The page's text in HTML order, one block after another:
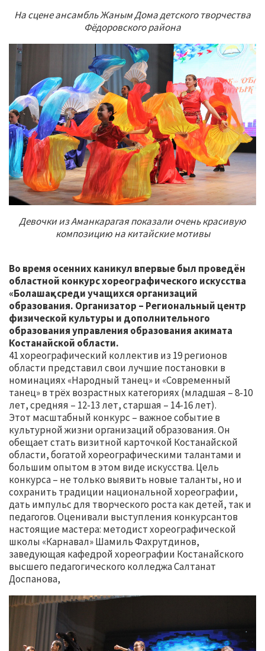
На сцене ансамбль Жаным Дома детского творчества
Фёдоровского района
Девочки из Аманкарагая показали очень красивую
композицию на китайские мотивы
Во время осенних каникул впервые был проведён
областной конкурс хореографического искусства
«Болашақ» среди учащихся организаций
образования. Организатор – Региональный центр
физической культуры и дополнительного
образования управления образования акимата
Костанайской области.
41 хореографический коллектив из 19 регионов
области представил свои лучшие постановки в
номинациях «Народный танец» и «Современный
танец» в трёх возрастных категориях (младшая – 8-10
лет, средняя – 12-13 лет, старшая – 14-16 лет).
Этот масштабный конкурс – важное событие в
культурной жизни организаций образования. Он
обещает стать визитной карточкой Костанайской
области, богатой хореографическими талантами и
большим опытом в этом виде искусства. Цель
конкурса – не только выявить новые таланты, но и
сохранить традиции национальной хореографии,
дать импульс для творческого роста как детей, так и
педагогов. Оценивали выступления конкурсантов
настоящие мастера: методист хореографической
школы «Карнавал» Шамиль Фахрутдинов,
заведующая кафедрой хореографии Костанайского
высшего педагогического колледжа Салтанат
Доспанова,